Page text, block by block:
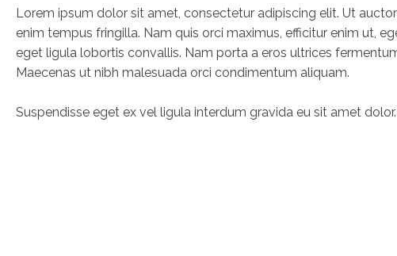
Lorem ipsum dolor sit amet, consectetur adipiscing elit. Ut
enim tempus fringilla. Nam quis orci maximus, efficitur enim ut,
eget ligula lobortis convallis. Nam porta a eros ultrices
Maecenas ut nibh malesuada orci condimentum aliquam.
Suspendisse eget ex vel ligula interdum gravida eu sit amet